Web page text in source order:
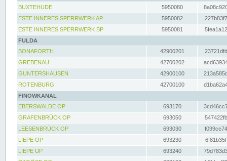
BUXTEHUDE
5950080
ESTE INNERES SPERRWERK AP
5950082
ESTE INNERES SPERRWERK BP
5950081
FULDA
BONAFORTH
42900201
GREBENAU
42700202
GUNTERSHAUSEN
42900100
ROTENBURG
42700100
FINOWKANAL
EBERSWALDE OP
693170
GRAFENBRÜCK OP
693050
LEESENBRÜCK OP
693030
LIEPE OP
693230
LIEPE UP
693240